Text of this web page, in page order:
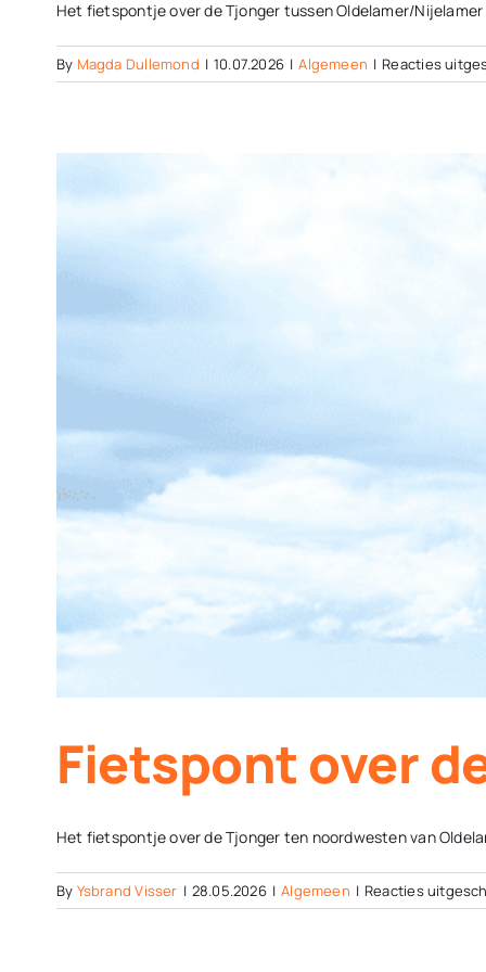
Het fietspontje over de Tjonger tussen Oldelamer/
By Magda Dullemond | 10.07.2026 | Algemeen | Reacties
Fietspont over
Het fietspontje over de Tjonger ten noordwesten van
By Ysbrand Visser | 28.05.2026 | Algemeen | Reacties